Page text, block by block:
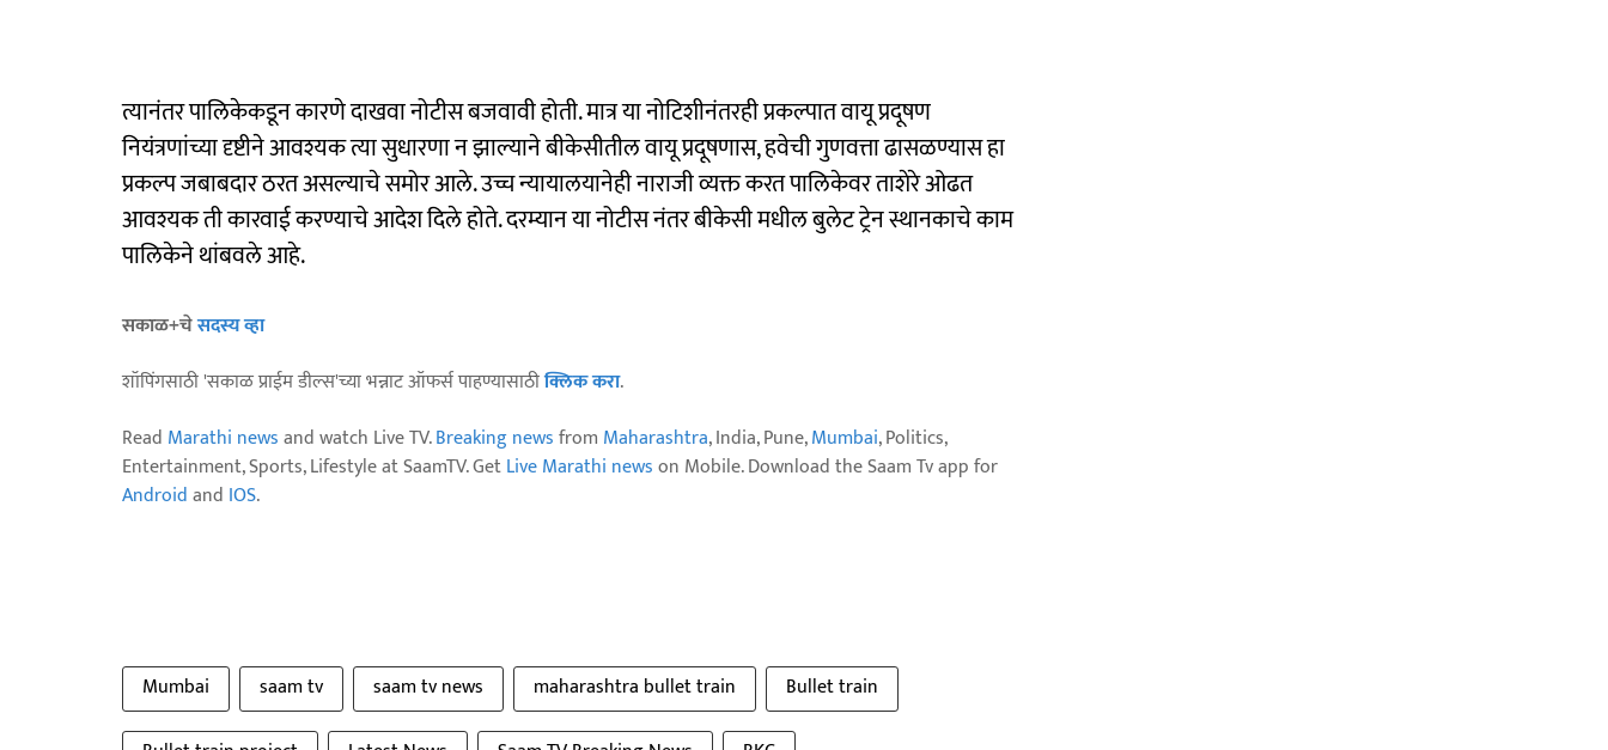
त्यानंतर पालिकेकडून कारणे दाखवा नोटीस बजवावी होती. मात्र या नोटिशीनंतरही प्रकल्पात वायू प्रदूषण
नियंत्रणांच्या दृष्टीने आवश्यक त्या सुधारणा न झाल्याने बीकेसीतील वायू प्रदूषणास, हवेची गुणवत्ता ढासळण्यास हा
प्रकल्प जबाबदार ठरत असल्याचे समोर आले. उच्च न्यायालयानेही नाराजी व्यक्त करत पालिकेवर ताशेरे ओढत
आवश्यक ती कारवाई करण्याचे आदेश दिले होते. दरम्यान या नोटीस नंतर बीकेसी मधील बुलेट ट्रेन स्थानकाचे काम
पालिकेने थांबवले आहे.
सकाळ+चेसदस्य व्हा
शॉपिंगसाठी 'सकाळ प्राईम डील्स'च्या भन्नाट ऑफर्स पाहण्यासाठीक्लिक करा.
Read Marathi newsand watch Live TV.Breaking newsfrom Maharashtra, India, Pune,Mumbai, Politics,
Entertainment, Sports, Lifestyle at SaamTV. GetLive Marathi newson Mobile. Download the Saam Tv app for
Androidand IOS.
Mumbai saam tv saam tv news maharashtra bullet train
Bullet train